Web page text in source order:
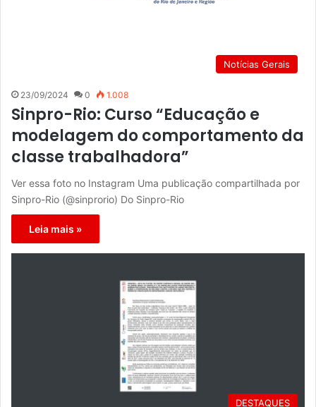
Notícias Gerais
23/09/2024 0 1.008
Sinpro-Rio: Curso “Educação e
modelagem do comportamento da
classe trabalhadora”
Ver essa foto no Instagram Uma publicação compartilhada por
Sinpro-Rio (@sinprorio) Do Sinpro-Rio
Leia mais »
DESTAQUES